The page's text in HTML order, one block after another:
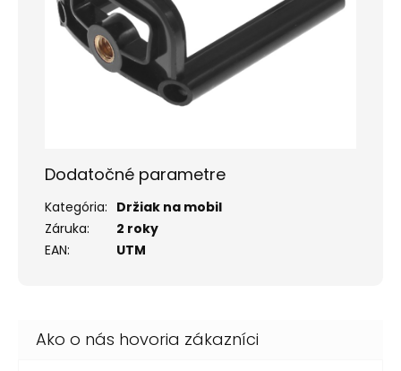
Dodatočné parametre
Kategória: Držiak na mobil
Záruka:
2 roky
EAN: UTM